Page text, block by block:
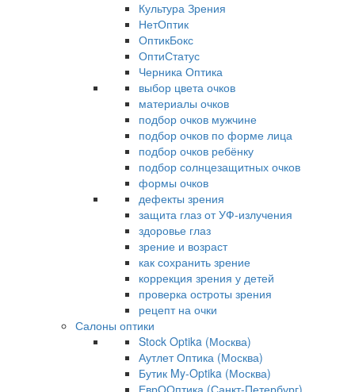
Культура Зрения
НетОптик
ОптикБокс
ОптиСтатус
Черника Оптика
выбор цвета очков
материалы очков
подбор очков мужчине
подбор очков по форме лица
подбор очков ребёнку
подбор солнцезащитных очков
формы очков
дефекты зрения
защита глаз от УФ-излучения
здоровье глаз
зрение и возраст
как сохранить зрение
коррекция зрения у детей
проверка остроты зрения
рецепт на очки
Салоны оптики
Stock Optika (Москва)
Аутлет Оптика (Москва)
Бутик My-Optika (Москва)